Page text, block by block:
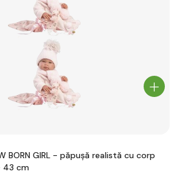
BORN GIRL - păpușă realistă cu corp
43 cm